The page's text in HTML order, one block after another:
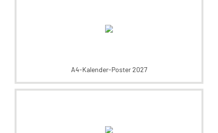
A4-Kalender-Poster 2027